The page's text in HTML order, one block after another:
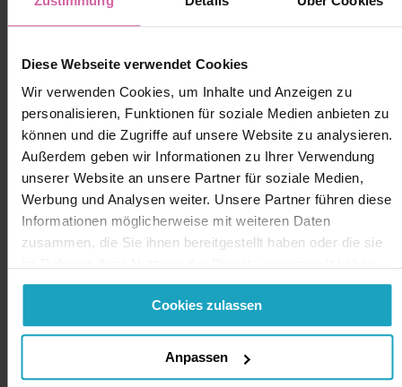
Diese Webseite verwendet Cookies
Wir verwenden Cookies, um Inhalte und Anzeigen zu
personalisieren, Funktionen für soziale Medien anbieten zu
können und die Zugriffe auf unsere Website zu analysieren.
Außerdem geben wir Informationen zu Ihrer Verwendung
unserer Website an unsere Partner für soziale Medien,
Werbung und Analysen weiter. Unsere Partner führen diese
Informationen möglicherweise mit weiteren Daten
zusammen, die Sie ihnen bereitgestellt haben oder die sie
Sie geben Einwilligung zu unseren Cookies, wenn Sie
unsere Webseite weiterhin nutzen.
Cookies zulassen
Anpassen